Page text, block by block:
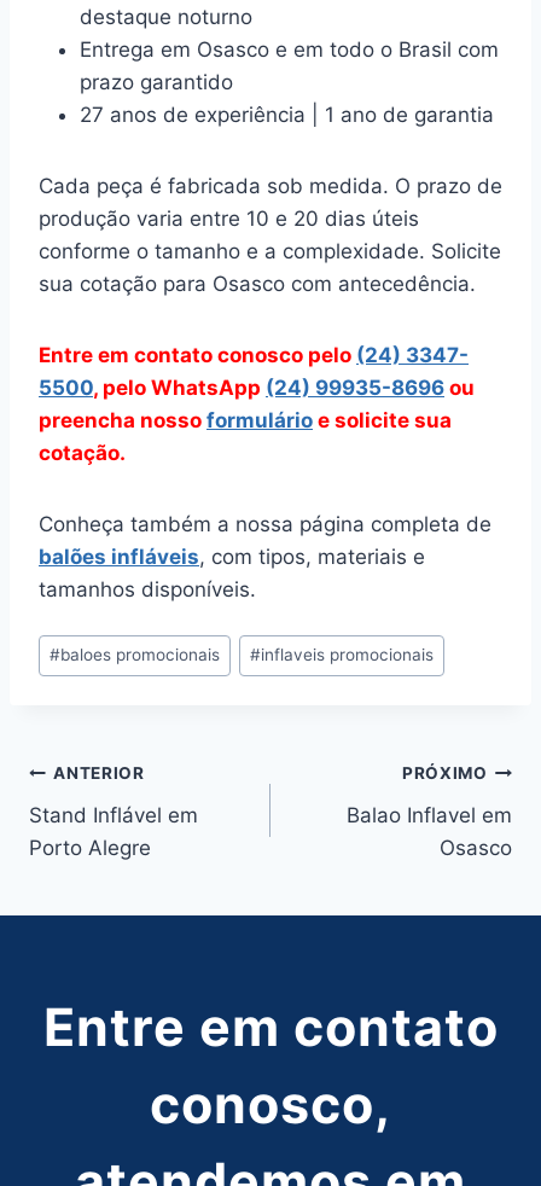
destaque noturno
Entrega em Osasco e em todo o Brasil com
prazo garantido
27 anos de experiência | 1 ano de garantia
Cada peça é fabricada sob medida. O prazo de
produção varia entre 10 e 20 dias úteis
conforme o tamanho e a complexidade. Solicite
sua cotação para Osasco com antecedência.
Entre em contato conosco pelo (24) 3347-
5500, pelo WhatsApp (24) 99935-8696 ou
preencha nosso formulário e solicite sua
cotação.
Conheça também a nossa página completa de
balões infláveis, com tipos, materiais e
tamanhos disponíveis.
Tags
do
#baloes promocionais #inflaveis promocionais
Navegação
de
ANTERIOR
Stand Inflável em
Porto Alegre
PRÓXIMO
Balao Inflavel em
Osasco
Entre em contato
conosco,